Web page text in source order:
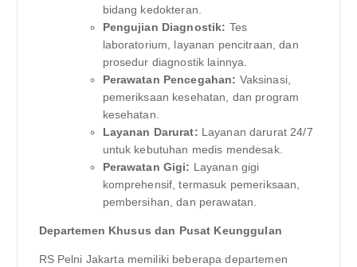
bidang kedokteran.
Pengujian Diagnostik: Tes
laboratorium, layanan pencitraan, dan
prosedur diagnostik lainnya.
Perawatan Pencegahan: Vaksinasi,
pemeriksaan kesehatan, dan program
kesehatan.
Layanan Darurat: Layanan darurat 24/7
untuk kebutuhan medis mendesak.
Perawatan Gigi: Layanan gigi
komprehensif, termasuk pemeriksaan,
pembersihan, dan perawatan.
Departemen Khusus dan Pusat Keunggulan
RS Pelni Jakarta memiliki beberapa departemen